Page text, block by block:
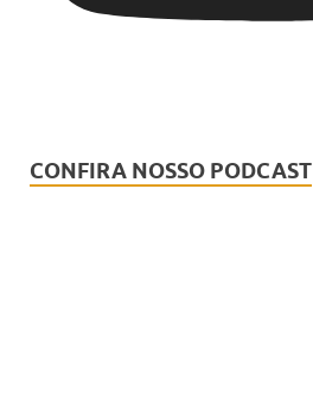
CONFIRA NOSSO PODCAST